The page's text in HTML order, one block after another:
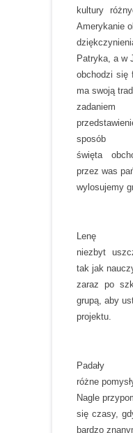
kultury
Amerykanie
Patryka, a w
obchodzi się
ma swoją
sposób
święta
przez was
wylosujemy
Lenę
niezbyt
tak jak
zaraz po
grupą, aby
projektu.
Padały
różne
Nagle
się czasy,
bardzo